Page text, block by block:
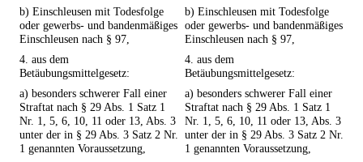
b) Einschleusen mit Todesfolge
oder gewerbs- und bandenmäßiges
Einschleusen nach § 97,
b) Einschleusen mit Todesfolge
oder gewerbs- und bandenmäßiges
Einschleusen nach § 97,
4. aus dem
Betäubungsmittelgesetz:
4. aus dem
Betäubungsmittelgesetz:
a) besonders schwerer Fall einer
Straftat nach § 29 Abs. 1 Satz 1
Nr. 1, 5, 6, 10, 11 oder 13, Abs. 3
unter der in § 29 Abs. 3 Satz 2 Nr.
1 genannten Voraussetzung,
a) besonders schwerer Fall einer
Straftat nach § 29 Abs. 1 Satz 1
Nr. 1, 5, 6, 10, 11 oder 13, Abs. 3
unter der in § 29 Abs. 3 Satz 2 Nr.
1 genannten Voraussetzung,